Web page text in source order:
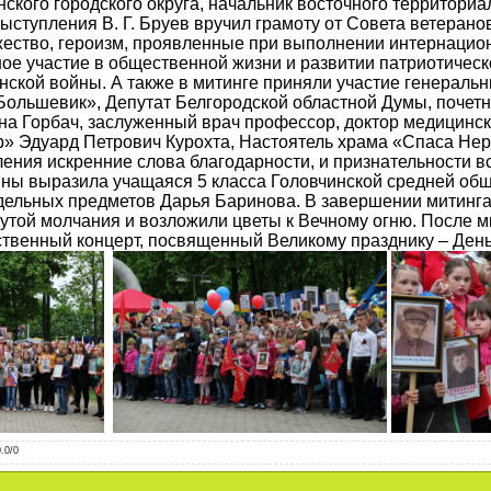
В. Г. Бруев вручил грамоту от Совета
героизм, проявленные при выполнении
участие в общественной жизни и развитии
войны. А также в митинге приняли участие
Депутат Белгородской областной Думы,
Горбач, заслуженный врач профессор, доктор
Эдуард Петрович Курохта, Настоятель храма «Спаса
искренние слова благодарности, и признательности
выразила учащаяся 5 класса Головчинской средней
предметов Дарья Баринова. В завершении
молчания и возложили цветы к Вечному огню. После
концерт, посвященный Великому празднику –
/0